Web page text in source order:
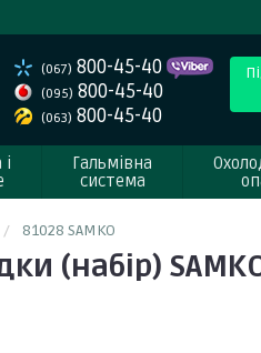
(067) 800-45-40
(095) 800-45-40
(063) 800-45-40
Гальмівна
система
81028 SAMKO
(набір)